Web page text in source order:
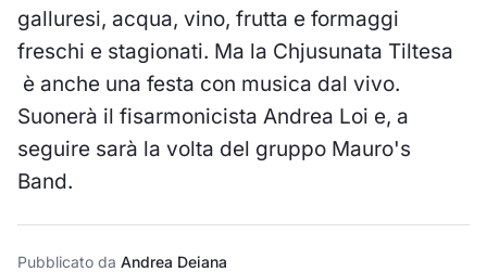
galluresi, acqua, vino, frutta e formaggi
freschi e stagionati. Ma la Chjusunata Tiltesa
è anche una festa con musica dal vivo.
Suonerà il fisarmonicista Andrea Loi e, a
seguire sarà la volta del gruppo Mauro's
Band.
Pubblicato da Andrea Deiana